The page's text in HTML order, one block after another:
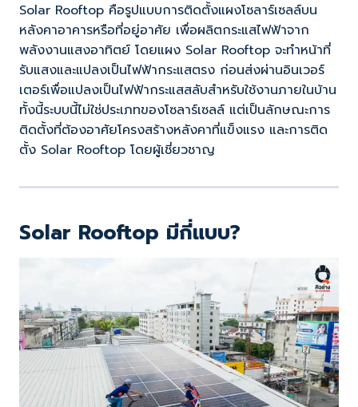
Solar Rooftop คือรูปแบบการติดตั้งแผงโซลาร์เซลล์บน
หลังคาอาคารหรือที่อยู่อาศัย เพื่อผลิตกระแสไฟฟ้าจาก
พลังงานแสงอาทิตย์ โดยแผง Solar Rooftop จะทำหน้าที่
รับแสงและแปลงเป็นไฟฟ้ากระแสตรง ก่อนส่งผ่านอินเวอร์
เตอร์เพื่อแปลงเป็นไฟฟ้ากระแสสลับสำหรับใช้งานภายในบ้าน
ทั้งนี้ระบบนี้ไม่ใช่ประเภทของโซลาร์เซลล์ แต่เป็นลักษณะการ
ติดตั้งที่ต้องอาศัยโครงสร้างหลังคาที่แข็งแรง และการติด
ตั้ง Solar Rooftop โดยผู้เชี่ยวชาญ
Solar Rooftop มีกี่แบบ?